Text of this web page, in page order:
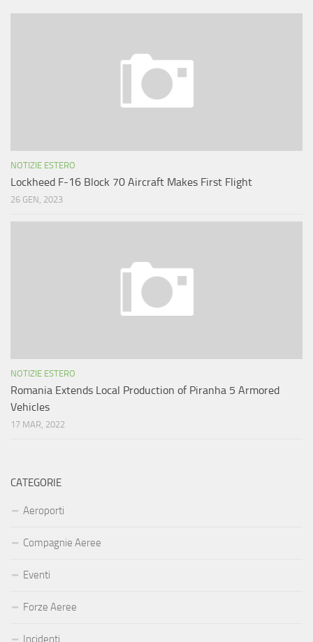
NOTIZIE ESTERO
Lockheed F-16 Block 70 Aircraft Makes First Flight
26 GEN, 2023
NOTIZIE ESTERO
Romania Extends Local Production of Piranha 5 Armored
Vehicles
17 MAR, 2022
CATEGORIE
Aeroporti
Compagnie Aeree
Eventi
Forze Aeree
Incidenti